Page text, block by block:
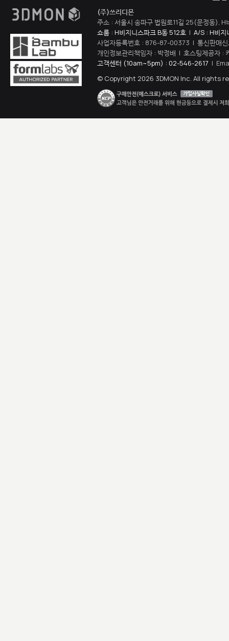
(주)쓰리디몬
주소 : 서울시 송파구 법원로11길 25(문정동),
쇼룸 : H비지니스파크 B동 512호 | A/S : H비지
사업자등록번호 : 876-87-00373 | 통신판매
개인정보관리책임자 : 박정배 | 호스팅제공자 :
고객센터 (10am~5pm) : 02-546-2617 |
© Copyright 2026 3DMON Inc. All rights